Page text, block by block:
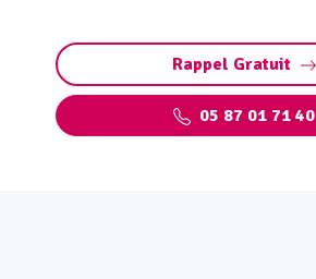
Rappel Gratuit
05 87 01 71 40